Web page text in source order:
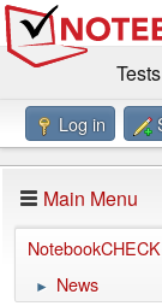
Tests
Benchmarks /
Forum
Log in
Main Menu
► News